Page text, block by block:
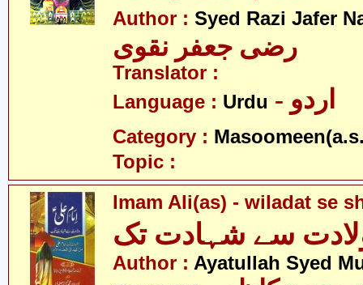
Author : Syed Razi Jafer
رضی جعفر نقوی
Translator :
Language : Urdu - اردو
Category :
Topic :
Imam Ali(as) - wiladat se
سے شہادت تک
Author : Ayatullah Syed